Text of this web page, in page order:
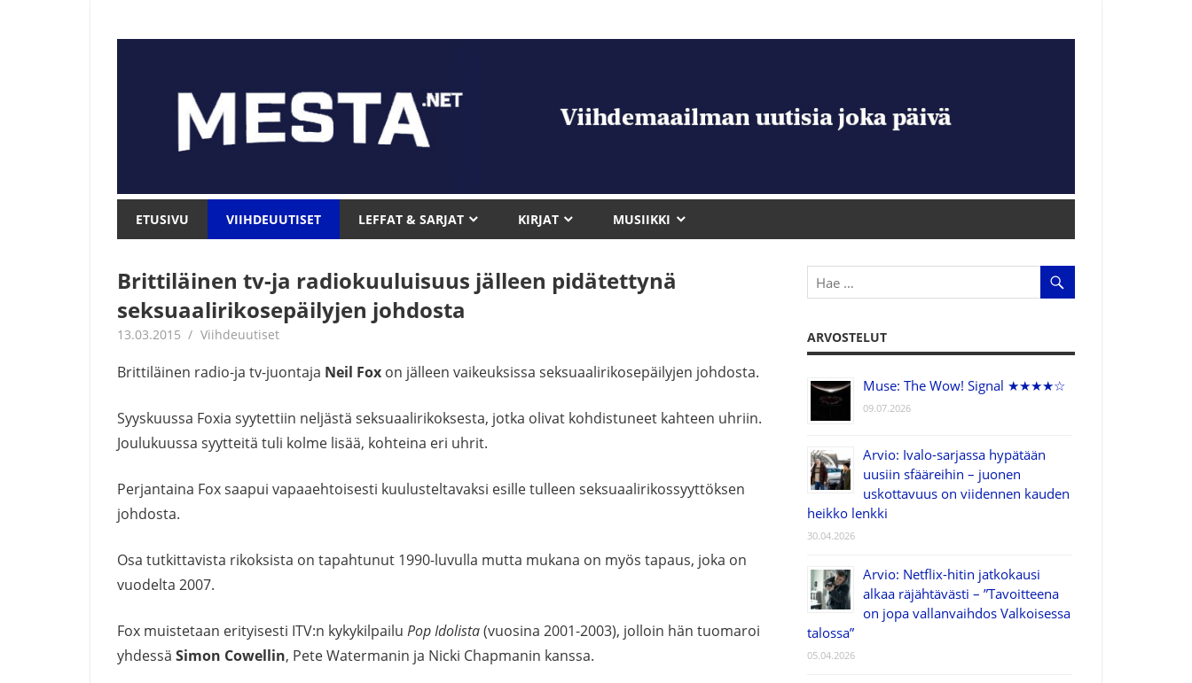
Mesta.net
ETUSIVU VIIHDEUUTISET LEFFAT & SARJAT KIRJAT MUSIIKKI
Brittiläinen tv-ja radiokuuluisuus jälleen pidätettynä
seksuaalirikosepäilyjen johdosta
13.03.2015 mestanet
Viihdeuutiset
Brittiläinen radio-ja tv-juontaja Neil Fox on jälleen vaikeuksissa seksuaalirikosepäilyjen johdosta.
Syyskuussa Foxia syytettiin neljästä seksuaalirikoksesta, jotka olivat kohdistuneet kahteen uhriin.
Joulukuussa syytteitä tuli kolme lisää, kohteina eri uhrit.
Perjantaina Fox saapui vapaaehtoisesti kuulusteltavaksi esille tulleen seksuaalirikossyyttöksen
johdosta.
Osa tutkittavista rikoksista on tapahtunut 1990-luvulla mutta mukana on myös tapaus, joka on
vuodelta 2007.
Fox muistetaan erityisesti ITV:n kykykilpailu Pop Idolista(vuosina 2001-2003), jolloin hän tuomaroi
yhdessä Simon Cowellin, Pete Watermanin ja Nicki Chapmanin kanssa.
ARVOSTELUT
Muse: The Wow! Signal ★★★★☆
09.07.2026
Arvio: Ivalo-sarjassa hypätään
uusiin sfääreihin – juonen
uskottavuus on viidennen kauden
heikko lenkki
30.04.2026
Arvio: Netflix-hitin jatkokausi
alkaa räjähtävästi – ”Tavoitteena
on jopa vallanvaihdos Valkoisessa
talossa”
05.04.2026